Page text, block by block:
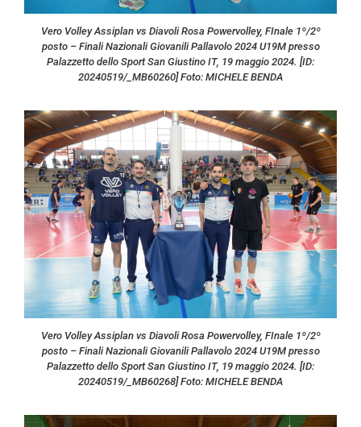
Vero Volley Assiplan vs Diavoli Rosa Powervolley, FInale 1º/2º
posto – Finali Nazionali Giovanili Pallavolo 2024 U19M presso
Palazzetto dello Sport San Giustino IT, 19 maggio 2024. [ID:
20240519/_MB60260] Foto: MICHELE BENDA
Vero Volley Assiplan vs Diavoli Rosa Powervolley, FInale 1º/2º
posto – Finali Nazionali Giovanili Pallavolo 2024 U19M presso
Palazzetto dello Sport San Giustino IT, 19 maggio 2024. [ID:
20240519/_MB60268] Foto: MICHELE BENDA